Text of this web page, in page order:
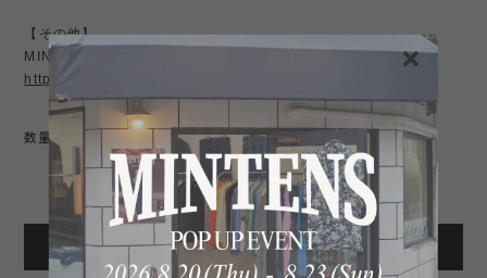
【その他】
MINTENSお勧め商品はこちら↓
https://shop.mintens-tokyo.com/categories/3774631
数量
International shipping available
Add to cart